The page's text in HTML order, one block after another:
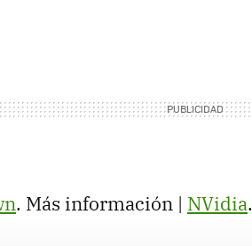
. Más información | NVidia.